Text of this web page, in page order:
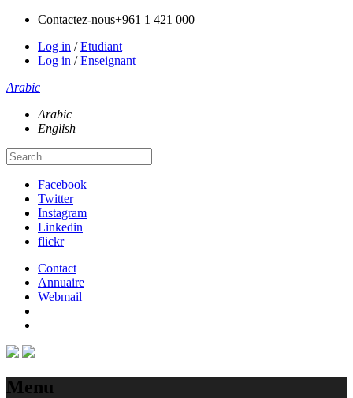
Contactez-nous+961 1 421 000
Log in /Etudiant
Log in /Enseignant
Arabic
Arabic
English
Facebook
Twitter
Instagram
Linkedin
flickr
Contact
Annuaire
Webmail
Menu